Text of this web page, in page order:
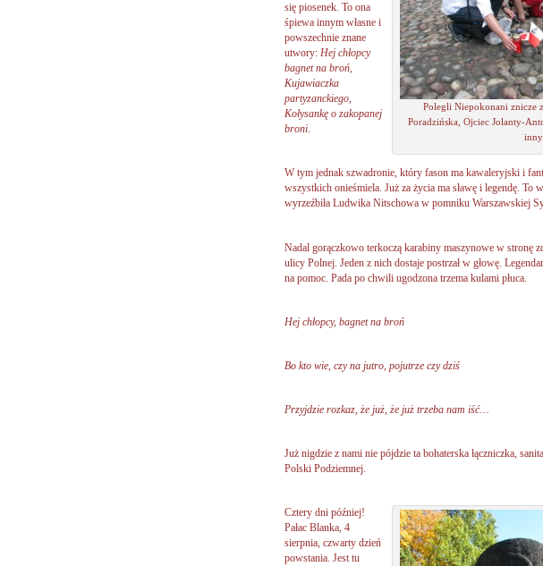
Polegli Niepokonani znicze
Poradzińska, Ojciec Jolanty-
się piosenek. To ona
śpiewa innym własne i
powszechnie znane
utwory: Hej chłopcy
bagnet na broń,
Kujawiaczka
partyzanckiego,
Kołysankę o zakopanej
broni.
W tym jednak szwadronie, który fason ma kawaleryjski i
wszystkich onieśmiela. Już za życia ma sławę i legendę. To
wyrzeźbiła Ludwika Nitschowa w pomniku Warszawskiej
Nadal gorączkowo terkoczą karabiny maszynowe w stronę
ulicy Polnej. Jeden z nich dostaje postrzał w głowę.
na pomoc. Pada po chwili ugodzona trzema kulami płuca.
Hej chłopcy, bagnet na broń
Bo kto wie, czy na jutro, pojutrze czy dziś
Przyjdzie rozkaz, że już, że już trzeba nam iść…
Już nigdzie z nami nie pójdzie ta bohaterska łączniczka,
Polski Podziemnej.
Cztery dni później!
Pałac Blanka, 4
sierpnia, czwarty dzień
powstania. Jest tu